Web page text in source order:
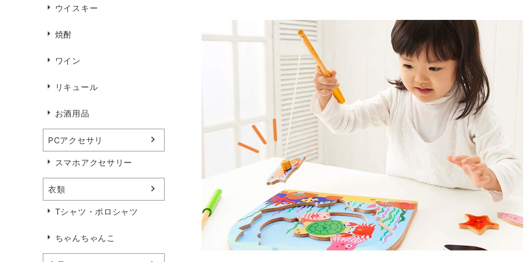
ウイスキー
焼酎
ワイン
リキュール
お酒用品
PCアクセサリ
スマホアクセサリー
衣類
Tシャツ・ポロシャツ
ちゃんちゃんこ